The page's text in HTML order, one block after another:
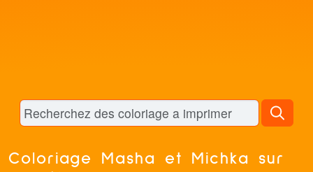
Coloriage Masha et Michka sur